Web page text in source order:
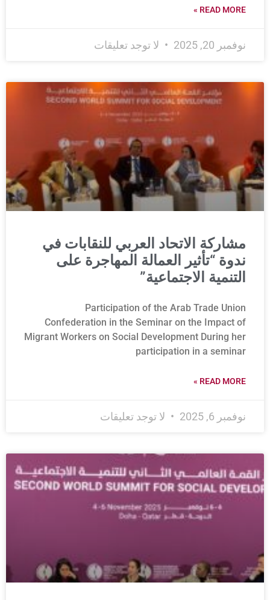
READ MORE »
نوفمبر 20, 2025 لا توجد تعليقات
مشاركة الاتحاد العربي للنقابات في
ندوة “تأثير العمالة المهاجرة على
التنمية الاجتماعية”
Participation of the Arab Trade Union
Confederation in the Seminar on the Impact of
Migrant Workers on Social Development During her
participation in a seminar
READ MORE »
نوفمبر 6, 2025 لا توجد تعليقات